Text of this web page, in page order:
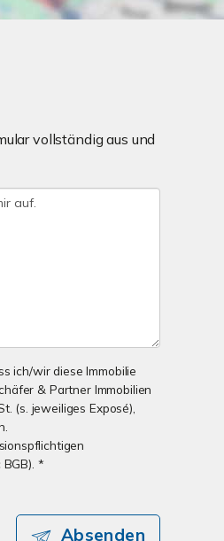
vollständig aus und
ich/wir diese Immobilie
& Partner Immobilien
(s. jeweiliges Exposé),
*
Absenden